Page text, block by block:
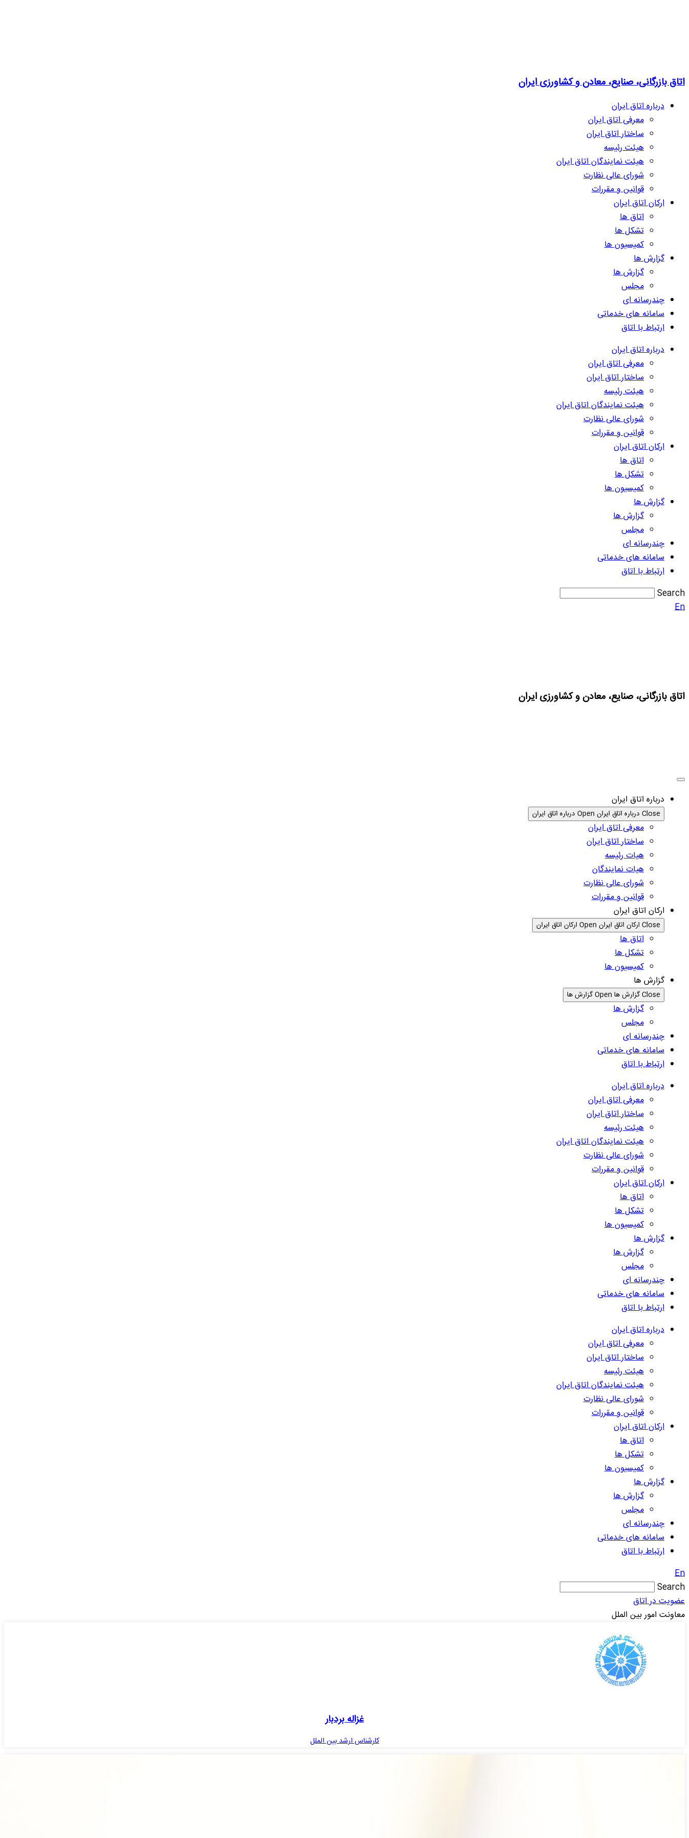
اتاق بازرگانی، صنایع، معادن و کشاورزی ایران
درباره اتاق ایران
معرفی اتاق ایران
ساختار اتاق ایران
هیئت رئیسه
هیئت نمایندگان اتاق ایران
شورای عالی نظارت
قوانین و مقررات
ارکان اتاق ایران
اتاق ها
تشکل ها
کمیسیون ها
گزارش ها
گزارش ها
مجلس
چندرسانه ای
سامانه های خدماتی
ارتباط با اتاق
درباره اتاق ایران
معرفی اتاق ایران
ساختار اتاق ایران
هیئت رئیسه
هیئت نمایندگان اتاق ایران
شورای عالی نظارت
قوانین و مقررات
ارکان اتاق ایران
اتاق ها
تشکل ها
کمیسیون ها
گزارش ها
گزارش ها
مجلس
چندرسانه ای
سامانه های خدماتی
ارتباط با اتاق
Search
En
اتاق بازرگانی، صنایع، معادن و کشاورزی ایران
درباره اتاق ایران
Close درباره اتاق ایران Open درباره اتاق ایران
معرفی اتاق ایران
ساختار اتاق ایران
هیات رئیسه
هیات نمایندگان
شورای عالی نظارت
قوانین و مقررات
ارکان اتاق ایران
Close ارکان اتاق ایران Open ارکان اتاق ایران
اتاق ها
تشکل ها
کمیسیون ها
گزارش ها
Close گزارش ها Open گزارش ها
گزارش ها
مجلس
چندرسانه ای
سامانه های خدماتی
ارتباط با اتاق
درباره اتاق ایران
معرفی اتاق ایران
ساختار اتاق ایران
هیئت رئیسه
هیئت نمایندگان اتاق ایران
شورای عالی نظارت
قوانین و مقررات
ارکان اتاق ایران
اتاق ها
تشکل ها
کمیسیون ها
گزارش ها
گزارش ها
مجلس
چندرسانه ای
سامانه های خدماتی
ارتباط با اتاق
درباره اتاق ایران
معرفی اتاق ایران
ساختار اتاق ایران
هیئت رئیسه
هیئت نمایندگان اتاق ایران
شورای عالی نظارت
قوانین و مقررات
ارکان اتاق ایران
اتاق ها
تشکل ها
کمیسیون ها
گزارش ها
گزارش ها
مجلس
چندرسانه ای
سامانه های خدماتی
ارتباط با اتاق
En
Search
عضویت در اتاق
معاونت امور بین الملل
غزاله بردبار
کارشناس ارشد بین الملل